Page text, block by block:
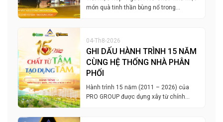
món quà tinh thần bùng nổ trong…
04-Th8-2026
GHI DẤU HÀNH TRÌNH 15 NĂM
CÙNG HỆ THỐNG NHÀ PHÂN
PHỐI
Hành trình 15 năm (2011 – 2026) của
PRO GROUP được dựng xây từ chính…